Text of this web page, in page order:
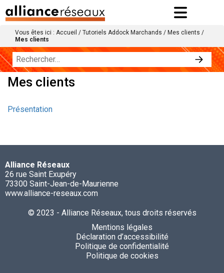
Vous êtes ici : Accueil / Tutoriels Addock Marchands / Mes clients /
Mes clients
Mes clients
Présentation
Alliance Réseaux
26 rue Saint Exupéry
73300 Saint-Jean-de-Maurienne
www.alliance-reseaux.com
© 2023 - Alliance Réseaux, tous droits réservés
Mentions légales
Déclaration d’accessibilité
Politique de confidentialité
Politique de cookies